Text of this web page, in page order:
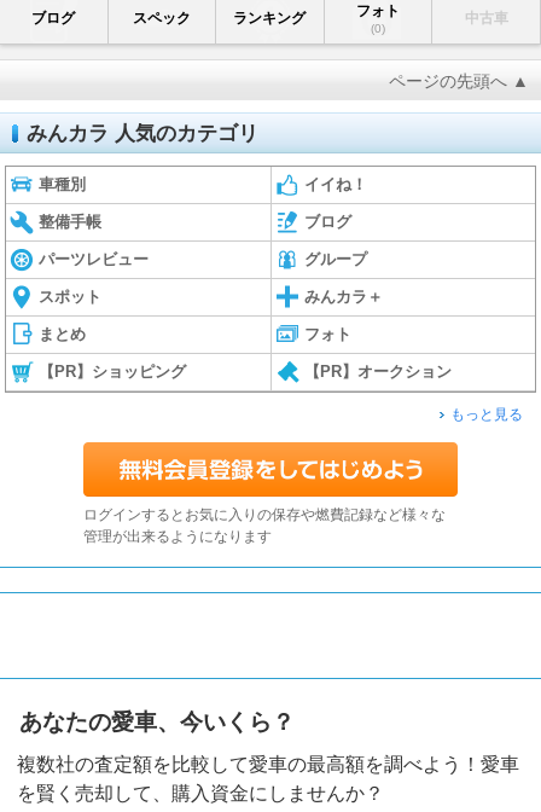
ブログ スペック ランキング フォト
(0)
中古車
ページの先頭へ ▲
みんカラ 人気のカテゴリ
車種別 イイね！
整備手帳 ブログ
パーツレビュー グループ
スポット みんカラ＋
まとめ フォト
【PR】ショッピング 【PR】オークション
もっと見る
ログインするとお気に入りの保存や燃費記録など様々な
管理が出来るようになります
あなたの愛車、今いくら？
複数社の査定額を比較して愛車の最高額を調べよう！愛車
を賢く売却して、購入資金にしませんか？